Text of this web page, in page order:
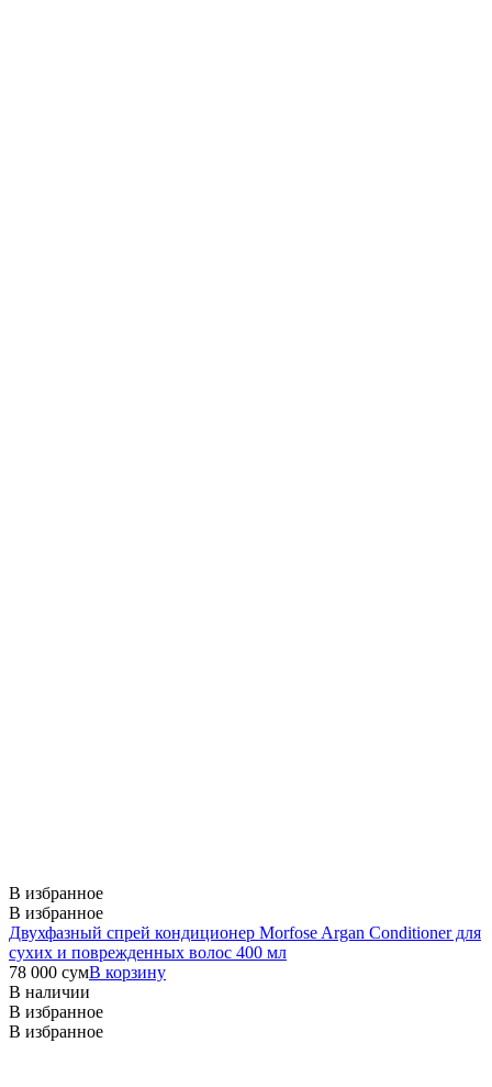
В избранное
В избранное
Двухфазный спрей кондиционер Morfose Argan Conditioner для
сухих и поврежденных волос 400 мл
78 000 сумВ корзину
В наличии
В избранное
В избранное